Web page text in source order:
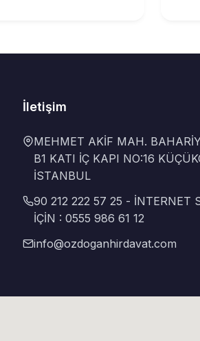
İletişim
MEHMET AKİF MAH.
B1 KATI İÇ KAPI NO:16
İSTANBUL
90 212 222 57 25 - İNTERNET
İÇİN : 0555 986 61 12
info@ozdoganhirdavat.com